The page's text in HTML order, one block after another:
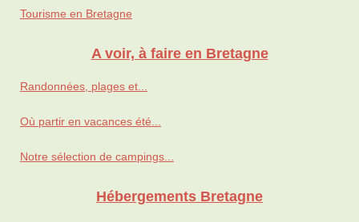
Tourisme en Bretagne
A voir, à faire en Bretagne
Randonnées, plages et...
Où partir en vacances été...
Notre sélection de campings...
Hébergements Bretagne